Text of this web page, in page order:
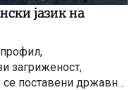
јазик на
профил,
се поставени државни